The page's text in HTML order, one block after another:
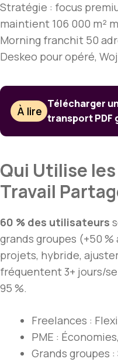
Stratégie : focus
maintient 106 000 m²
Morning franchit 50
Deskeo pour opéré,
À lire
Télécharger
transport PDF
Qui Utilise
Travail
60 % des utilisateurs
grands groupes (+50
projets, hybride,
fréquentent 3+ jours/
95 %.
Freelances :
PME :
Grands groupes